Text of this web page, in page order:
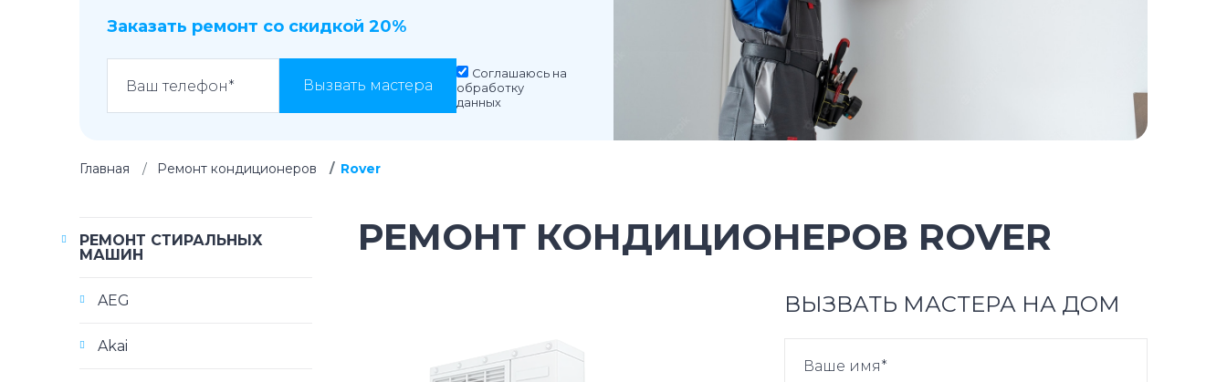
Заказать ремонт со скидкой 20%
Вызвать мастера
Соглашаюсь на
обработку
данных
Главная Ремонт кондиционеров Rover
РЕМОНТ КОНДИЦИОНЕРОВ ROVER
ВЫЗВАТЬ МАСТЕРА НА ДОМ
РЕМОНТ СТИРАЛЬНЫХ
МАШИН
AEG
Akai